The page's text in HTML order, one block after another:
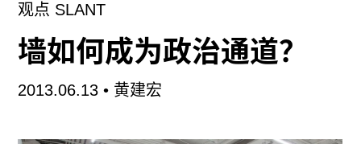
artguide
新闻
展评
杂志
观点 SLANT
墙如何成为政治通道？
2013.06.13 • 黄建宏